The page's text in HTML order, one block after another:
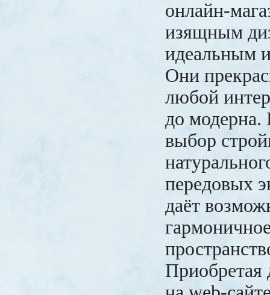
онлайн-
изящным
идеальным
Они
любой
до
выбор
передовых
даёт